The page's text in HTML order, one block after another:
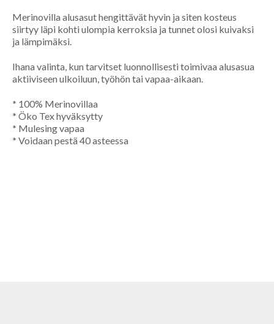
Merinovilla alusasut hengittävät hyvin ja siten kosteus
siirtyy läpi kohti ulompia kerroksia ja tunnet olosi kuivaksi
ja lämpimäksi.
Ihana valinta, kun tarvitset luonnollisesti toimivaa alusasua
aktiiviseen ulkoiluun, työhön tai vapaa-aikaan.
* 100% Merinovillaa
* Öko Tex hyväksytty
* Mulesing vapaa
* Voidaan pestä 40 asteessa